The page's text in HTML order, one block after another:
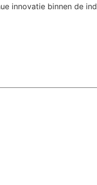
innovatie binnen de